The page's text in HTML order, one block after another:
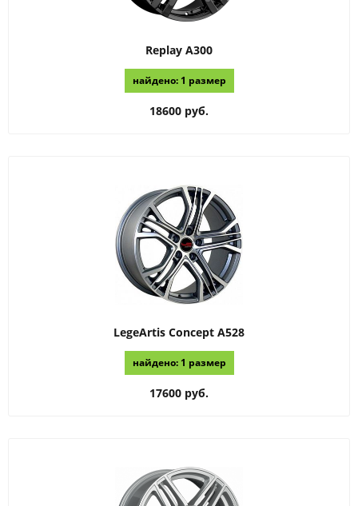
Replay A300
найдено: 1 размер
18600 руб.
LegeArtis Concept A528
найдено: 1 размер
17600 руб.